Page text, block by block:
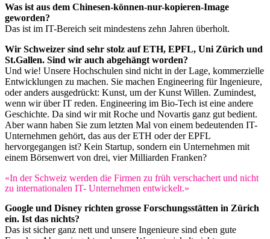
Was ist aus dem Chinesen-können-nur-kopieren-Image
geworden?
Das ist im IT-Bereich seit mindestens zehn Jahren überholt.
Wir Schweizer sind sehr stolz auf ETH, EPFL, Uni Zürich und
St.Gallen. Sind wir auch abgehängt worden?
Und wie! Unsere Hochschulen sind nicht in der Lage, kommerzielle
Entwicklungen zu machen. Sie machen Engineering für Ingenieure,
oder anders ausgedrückt: Kunst, um der Kunst Willen. Zumindest,
wenn wir über IT reden. Engineering im Bio-Tech ist eine andere
Geschichte. Da sind wir mit Roche und Novartis ganz gut bedient.
Aber wann haben Sie zum letzten Mal von einem bedeutenden IT-
Unternehmen gehört, das aus der ETH oder der EPFL
hervorgegangen ist? Kein Startup, sondern ein Unternehmen mit
einem Börsenwert von drei, vier Milliarden Franken?
«In der Schweiz werden die Firmen zu früh verschachert und nicht
zu internationalen IT- Unternehmen entwickelt.»
Google und Disney richten grosse Forschungsstätten in Zürich
ein. Ist das nichts?
Das ist sicher ganz nett und unsere Ingenieure sind eben gute